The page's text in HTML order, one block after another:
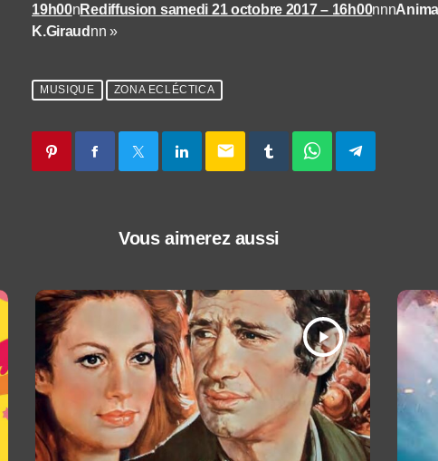
19h00nRediffusion samedi 21 octobre 2017 – 16h00nnn
K.Giraud nn »
MUSIQUE ZONA ECLÉCTICA
email
Vous aimerez aussi
play_arrow